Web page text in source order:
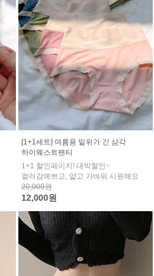
[1+1세트] 여름용 밑위가 긴 삼각
하이웨스트팬티
1+1 할인페이지! 대박할인~
컬러감예쁘고, 얇고 가벼워 시원해요
20,000원
12,000원